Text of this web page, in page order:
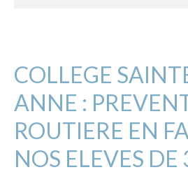
COLLEGE
ANNE :
ROUTIERE EN
NOS ELEVES DE